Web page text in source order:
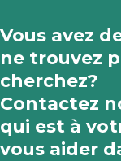
Vous avez
ne trouvez
cherchez?
Contactez
qui est à
vous aider